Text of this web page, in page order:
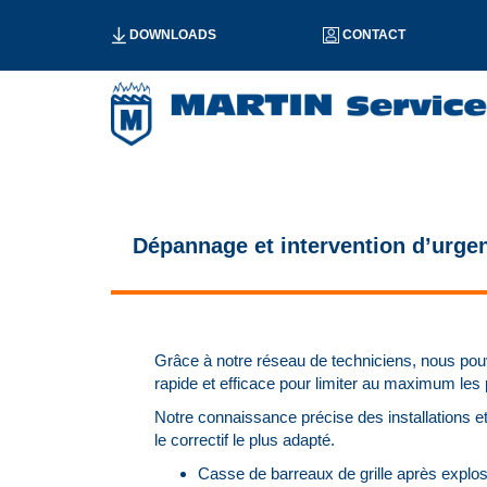
DOWNLOADS CONTACT
Dépannage et intervention
Grâce à notre réseau de techniciens, nous
rapide et efficace pour limiter au maximum
Notre connaissance précise des installations
le correctif le plus adapté.
Casse de barreaux de grille après